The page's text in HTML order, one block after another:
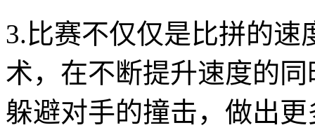
3.比赛不仅仅是比拼的速
术，在不断提升速度的
躲避对手的撞击，做出